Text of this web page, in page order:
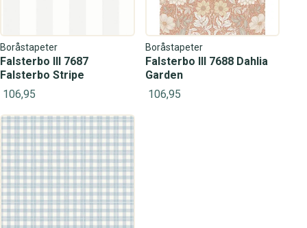
Boråstapeter
Falsterbo III 7687
Falsterbo Stripe
106,95
Boråstapeter
Falsterbo III 7688 Dahlia
Garden
106,95